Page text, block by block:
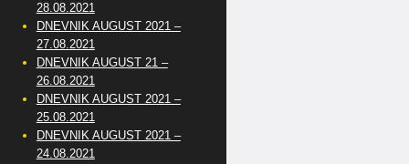
28.08.2021
DNEVNIK AUGUST 2021 –
27.08.2021
DNEVNIK AUGUST 21 –
26.08.2021
DNEVNIK AUGUST 2021 –
25.08.2021
DNEVNIK AUGUST 2021 –
24.08.2021